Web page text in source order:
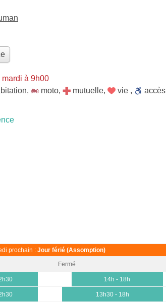
mardi à 9h00
, moto, mutuelle, vie ,
accès
prochain : Jour férié (Assomption)
Fermé
14h - 18h
13h30 - 18h